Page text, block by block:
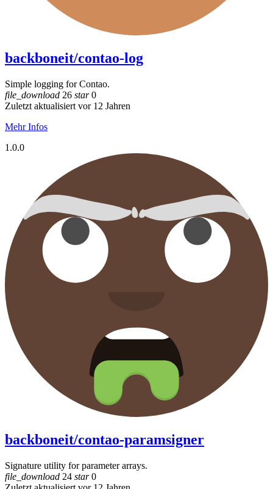
backboneit/contao-log
Simple logging for Contao.
file_download 26 star0
Zuletzt aktualisiert vor 12 Jahren
Mehr Infos
1.0.0
backboneit/contao-paramsigner
Signature utility for parameter arrays.
file_download 24 star0